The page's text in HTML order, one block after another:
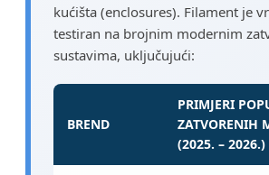
kućišta (enclosures). Filament je
testiran na brojnim modernim
sustavima, uključujući:
BREND
PRIMJERI
ZATVORENIH
(2025. – 2026.)